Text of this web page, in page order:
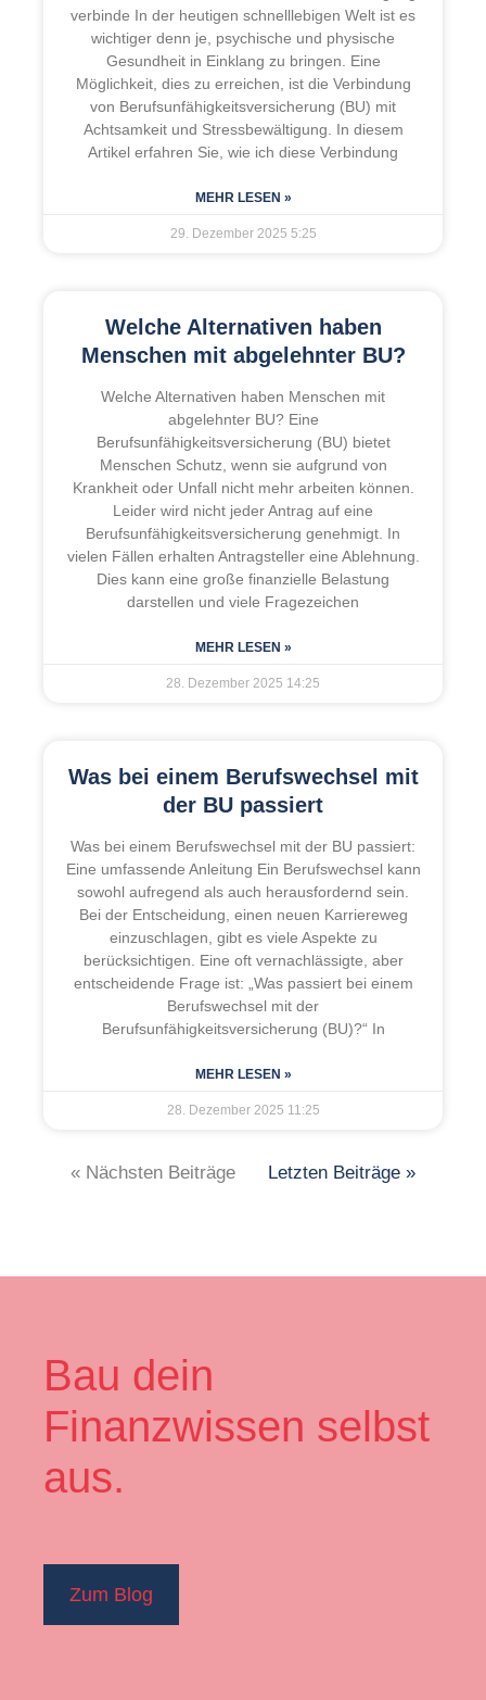
verbinde In der heutigen schnelllebigen Welt ist es
wichtiger denn je, psychische und physische
Gesundheit in Einklang zu bringen. Eine
Möglichkeit, dies zu erreichen, ist die Verbindung
von Berufsunfähigkeitsversicherung (BU) mit
Achtsamkeit und Stressbewältigung. In diesem
Artikel erfahren Sie, wie ich diese Verbindung
MEHR LESEN »
29. Dezember 2025 5:25
Welche Alternativen haben
Menschen mit abgelehnter BU?
Welche Alternativen haben Menschen mit
abgelehnter BU? Eine
Berufsunfähigkeitsversicherung (BU) bietet
Menschen Schutz, wenn sie aufgrund von
Krankheit oder Unfall nicht mehr arbeiten können.
Leider wird nicht jeder Antrag auf eine
Berufsunfähigkeitsversicherung genehmigt. In
vielen Fällen erhalten Antragsteller eine Ablehnung.
Dies kann eine große finanzielle Belastung
darstellen und viele Fragezeichen
MEHR LESEN »
28. Dezember 2025 14:25
Was bei einem Berufswechsel mit
der BU passiert
Was bei einem Berufswechsel mit der BU passiert:
Eine umfassende Anleitung Ein Berufswechsel kann
sowohl aufregend als auch herausfordernd sein.
Bei der Entscheidung, einen neuen Karriereweg
einzuschlagen, gibt es viele Aspekte zu
berücksichtigen. Eine oft vernachlässigte, aber
entscheidende Frage ist: „Was passiert bei einem
Berufswechsel mit der
Berufsunfähigkeitsversicherung (BU)?“ In
MEHR LESEN »
28. Dezember 2025 11:25
« Nächsten Beiträge Letzten Beiträge »
Bau dein
Finanzwissen selbst
aus.
Zum Blog